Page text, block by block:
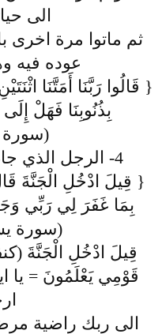
الى
ثم ماتوا مرة اخرى
عوده فيه
{ قَالُوا رَبَّنَا أَمَتَّنَا
بِذُنُوبِنَا فَهَلْ
(سورة
4- الرجل الذي جاء من اقصى المدينة
{ قِيلَ ادْخُلِ الْجَنَّةَ
بِمَا غَفَرَ لِي رَبِّي
(سورة يس 26
قِيلَ ادْخُلِ الْجَنَّةَ
قَوْمِي يَعْلَمُونَ = يا
الى ربك راضية